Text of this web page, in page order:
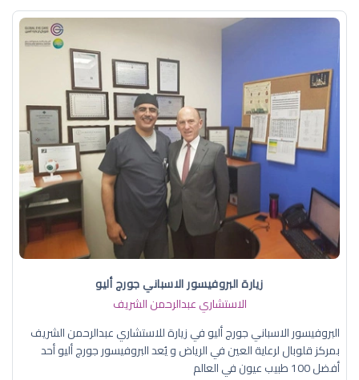
زيارة البروفيسور الاسباني جورج أليو
الاستشاري عبدالرحمن الشريف
البروفيسور الاسباني جورج أليو في زيارة للاستشاري عبدالرحمن الشريف
بمركز قلوبال لرعاية العين في الرياض و يُعد البروفيسور جورج أليو أحد
أفضل 100 طبيب عيون في العالم